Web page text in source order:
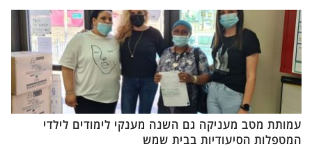
עמותת מטב מעניקה גם השנה מענקי לימודים לילדי
המטפלות הסיעודיות בבית שמש